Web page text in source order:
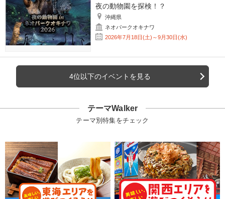
夜の動物園を探検！？
沖縄県
ネオパークオキナワ
2026年7月18日(土)～9月30日(水)
4位以下のイベントを見る
テーマWalker
テーマ別特集をチェック